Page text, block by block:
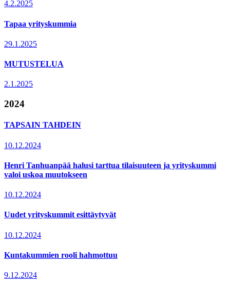
4.2.2025
Tapaa yrityskummia
29.1.2025
MUTUSTELUA
2.1.2025
2024
TAPSAIN TAHDEIN
10.12.2024
Henri Tanhuanpää halusi tarttua tilaisuuteen ja yrityskummi
valoi uskoa muutokseen
10.12.2024
Uudet yrityskummit esittäytyvät
10.12.2024
Kuntakummien rooli hahmottuu
9.12.2024